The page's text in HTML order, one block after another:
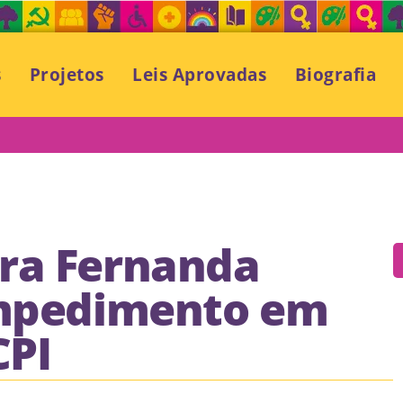
Projetos Leis Aprovadas Biografia
Fernanda
em